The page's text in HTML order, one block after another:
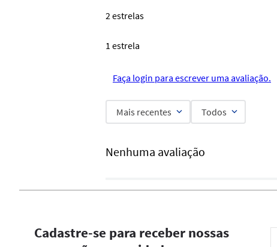
2 estrelas
1 estrela
Faça login para escrever uma avaliação.
Mais recentes Todos
Nenhuma avaliação
Cadastre-se para receber nossas